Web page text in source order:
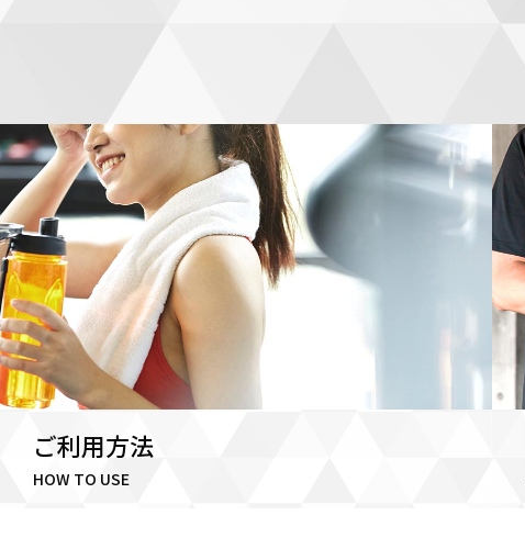
ご利用方法
HOW TO USE